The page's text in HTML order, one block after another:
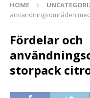
HOME
användningsområden
Fördelar och
storpack